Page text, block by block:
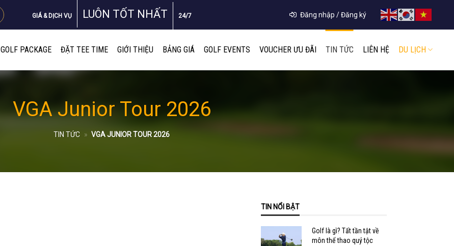
GIÁ & DỊCH VỤ LUÔN TỐT NHẤT 24/7 Đăng nhập / Đăng ký
GOLF PACKAGE ĐẶT TEE TIME GIỚI THIỆU BẢNG GIÁ GOLF EVENTS VOUCHER ƯU ĐÃI TIN TỨC LIÊN HỆ DU LỊCH
VGA Junior Tour 2026
TIN TỨC » VGA JUNIOR TOUR 2026
TIN NỔI BẬT
Golf là gì? Tất tần tật về
môn thể thao quý tộc